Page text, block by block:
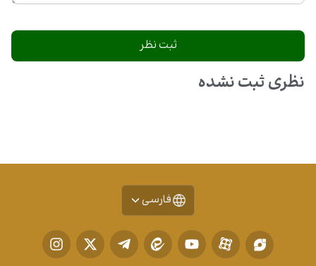
نظری ثبت نشده
فارسی